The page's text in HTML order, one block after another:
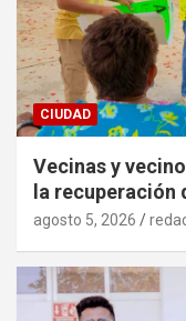
CIUDAD
Vecinas y
la recuperación
agosto 5, 2026